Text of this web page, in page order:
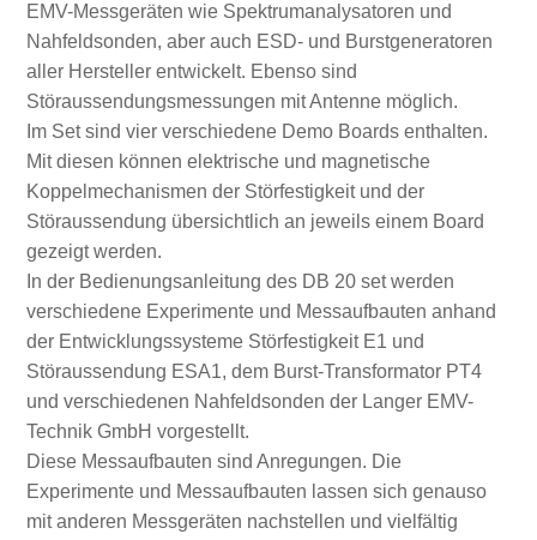
EMV-Messgeräten wie Spektrumanalysatoren und
Nahfeldsonden, aber auch ESD- und Burstgeneratoren
aller Hersteller entwickelt. Ebenso sind
Störaussendungsmessungen mit Antenne möglich.
Im Set sind vier verschiedene Demo Boards enthalten.
Mit diesen können elektrische und magnetische
Koppelmechanismen der Störfestigkeit und der
Störaussendung übersichtlich an jeweils einem Board
gezeigt werden.
In der Bedienungsanleitung des DB 20 set werden
verschiedene Experimente und Messaufbauten anhand
der Entwicklungssysteme Störfestigkeit E1 und
Störaussendung ESA1, dem Burst-Transformator PT4
und verschiedenen Nahfeldsonden der Langer EMV-
Technik GmbH vorgestellt.
Diese Messaufbauten sind Anregungen. Die
Experimente und Messaufbauten lassen sich genauso
mit anderen Messgeräten nachstellen und vielfältig